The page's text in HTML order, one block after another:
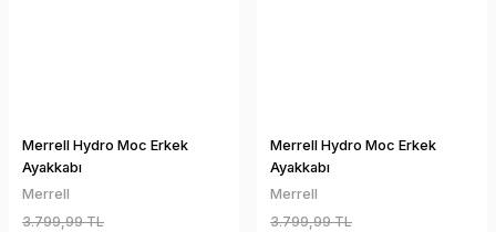
Merrell Hydro Moc Erkek
Ayakkabı
Merrell
3.799,99 TL
Merrell Hydro Moc Erkek
Ayakkabı
Merrell
3.799,99 TL